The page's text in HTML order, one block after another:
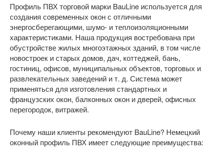
Профиль ПВХ торговой марки BauLine используется для
создания современных окон с отличными
энергосберегающими, шумо- и теплоизоляционными
характеристиками. Наша продукция востребована при
обустройстве жилых многоэтажных зданий, в том числе
новостроек и старых домов, дач, коттеджей, бань,
гостиниц, офисов, муниципальных объектов, торговых и
развлекательных заведений и т. д. Система может
применяться для изготовления стандартных и
французских окон, балконных окон и дверей, офисных
перегородок, витражей.
Почему наши клиенты рекомендуют BauLine? Немецкий
оконный профиль ПВХ имеет следующие преимущества: